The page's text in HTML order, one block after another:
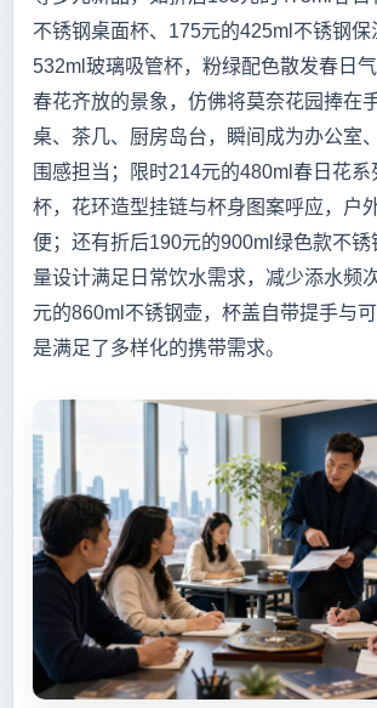
不锈钢桌面杯、175元的425ml不锈钢保
532ml玻璃吸管杯，粉绿配色散发春日
春花齐放的景象，仿佛将莫奈花园捧在
桌、茶几、厨房岛台，瞬间成为办公室
围感担当；限时214元的480ml春日花系
杯，花环造型挂链与杯身图案呼应，户
便；还有折后190元的900ml绿色款不锈
量设计满足日常饮水需求，减少添水频
元的860ml不锈钢壶，杯盖自带提手与
是满足了多样化的携带需求。